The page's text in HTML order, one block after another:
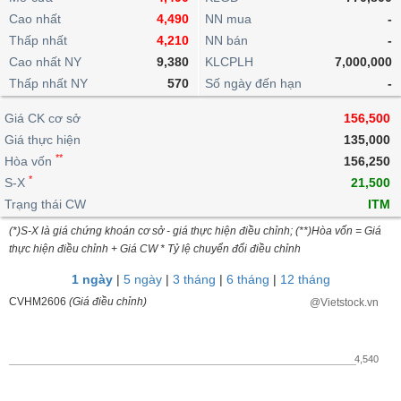
lỗ
Giao
dịch
nội
bộ
giám
Tài
cổ
đông
giá
Nước
ngoài
Tự
doanh
Top
cổ
phiếu
Bản
đồ
dịch
Chứng
quyền
Tổng
quan
Thống
kê
giao
dịch
Định
giá
Thống
kê
giao
dịch
Phân
tích
Bảng
giá
trực
tuyến
Bộ
lọc
cổ
phiếu
cổ
Vĩ
mô
Chứng
quyền
Trái
doanh
nghiệp
IR
Awards
Đào
tạo
Dịch
vụ
Cao nhất
4,490
Thấp nhất
4,210
Cao nhất NY
9,380
Thấp nhất NY
570
NN mua
-
NN bán
-
KLCPLH
7,000,000
Số ngày đến hạn
-
Giá CK cơ sở
156,500
Giá thực hiện
135,000
Hòa vốn **
156,250
S-X *
21,500
Trạng thái CW
ITM
(*)S-X là giá chứng khoán cơ sở - giá thực hiện điều chỉnh; (**)Hòa vốn = Giá
thực hiện điều chỉnh + Giá CW * Tỷ lệ chuyển đổi điều chỉnh
1 ngày| 5 ngày| 3 tháng | 6 tháng | 12 tháng
CVHM2606 (Giá điều chỉnh) @Vietstock.vn
4,540
BẤT
ĐỘNG
TÀI
CHÍNH
HÀNG
HÓA
KINH